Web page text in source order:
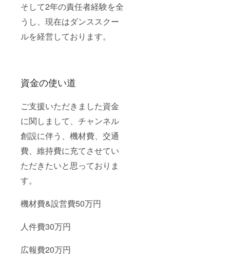
そして2年の責任者経験を全
うし、現在はダンススクー
ルを経営しております。
資金の使い道
ご支援いただきました資金
に関しまして、チャンネル
創設に伴う、機材費、交通
費、維持費に充てさせてい
ただきたいと思っておりま
す。
機材費&設営費50万円
人件費30万円
広報費20万円